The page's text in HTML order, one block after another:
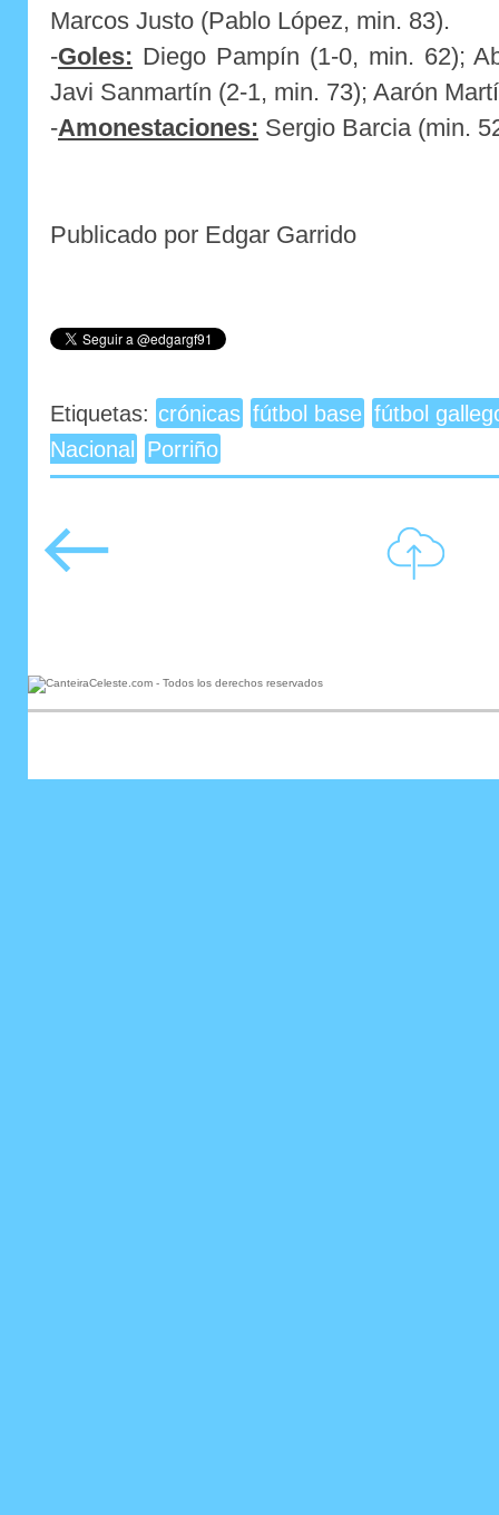
Marcos Justo (Pablo López, min. 83).
-Goles: Diego Pampín (1-0, min. 62);
Javi Sanmartín (2-1, min. 73); Aarón
-Amonestaciones: Sergio Barcia (min.
Publicado por Edgar Garrido
Etiquetas: crónicas fútbol base fútbol
Nacional Porriño